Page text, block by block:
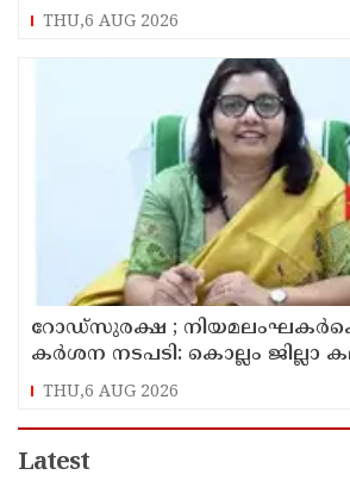
THU,6 AUG 2026
റോഡ്‌സുരക്ഷ ;
കർശന നടപടി: കൊല്ലം ജില്ലാ
THU,6 AUG 2026
Latest